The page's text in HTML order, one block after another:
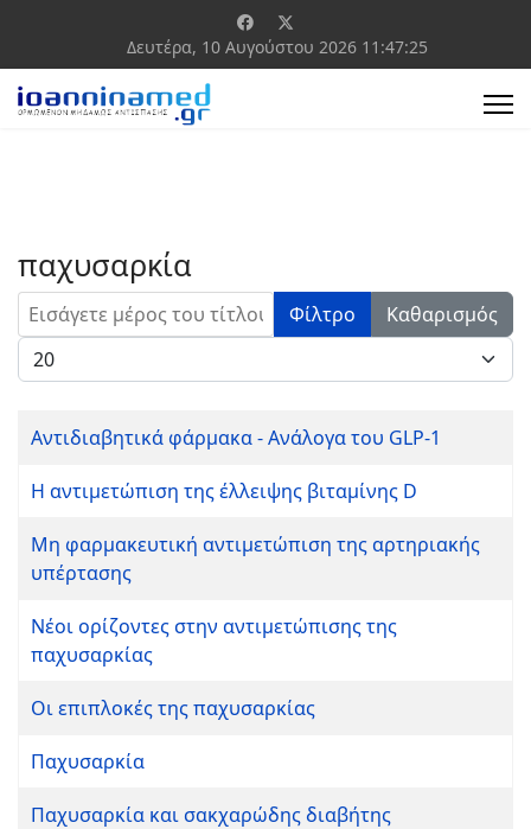
Δευτέρα, 10 Αυγούστου 2026 11:47:25
παχυσαρκία
Εισάγετε μέρος του τίτλου. Φίλτρο
Καθαρισμός
Εμφάνιση #
Αντιδιαβητικά φάρμακα - Ανάλογα του GLP-1
Η αντιμετώπιση της έλλειψης βιταμίνης D
Μη φαρμακευτική αντιμετώπιση της αρτηριακής
υπέρτασης
Νέοι ορίζοντες στην αντιμετώπισης της
παχυσαρκίας
Οι επιπλοκές της παχυσαρκίας
Παχυσαρκία
Παχυσαρκία και σακχαρώδης διαβήτης